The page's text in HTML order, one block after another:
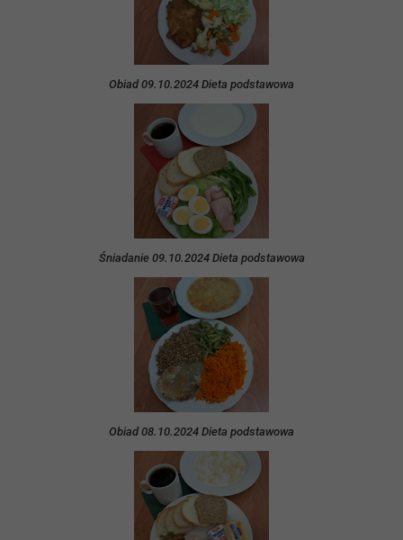
Obiad 09.10.2024 Dieta podstawowa
Śniadanie 09.10.2024 Dieta podstawowa
Obiad 08.10.2024 Dieta podstawowa